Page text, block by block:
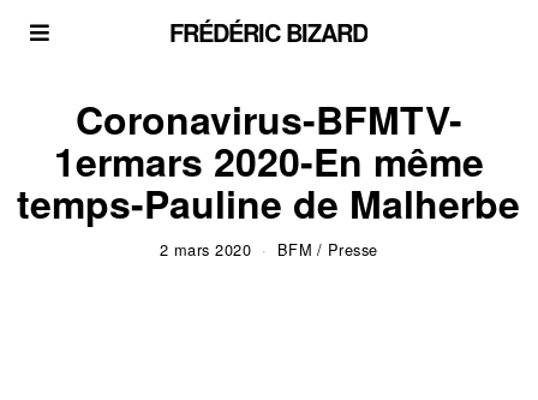
FRÉDÉRIC BIZARD
Coronavirus-BFMTV-
1ermars 2020-En même
temps-Pauline de Malherbe
2 mars 2020 BFM / Presse